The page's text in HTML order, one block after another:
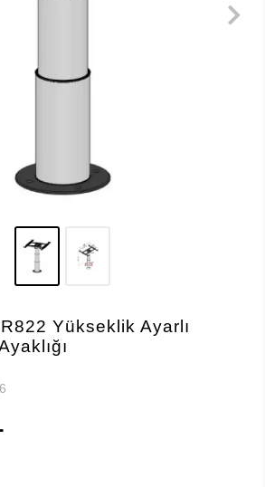
Yükseklik Ayarlı